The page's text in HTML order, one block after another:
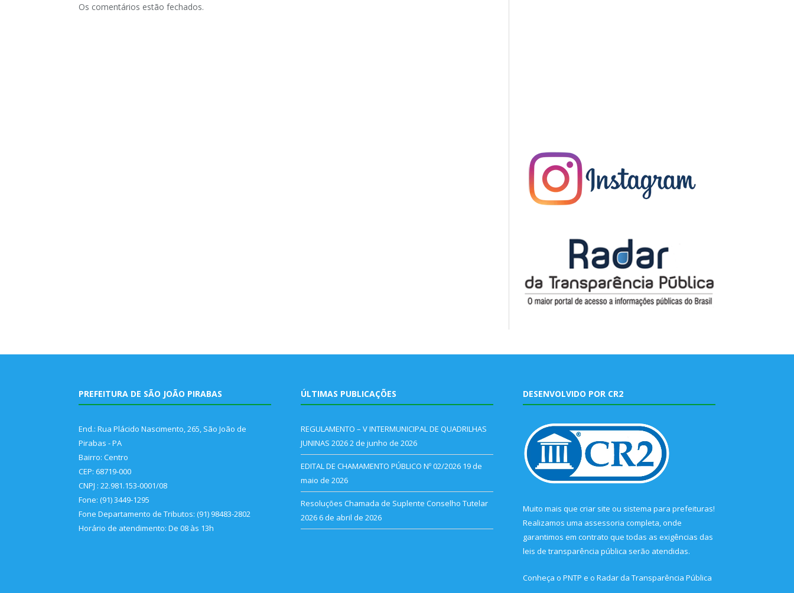
Os comentários estão fechados.
PREFEITURA DE SÃO JOÃO PIRABAS
End.: Rua Plácido Nascimento, 265, São João de
Pirabas - PA
Bairro: Centro
CEP: 68719-000
CNPJ : 22.981.153-0001/08
Fone: (91) 3449-1295
Fone Departamento de Tributos: (91) 98483-2802
Horário de atendimento: De 08 às 13h
ÚLTIMAS PUBLICAÇÕES
REGULAMENTO – V INTERMUNICIPAL DE QUADRILHAS
JUNINAS 20262 de junho de 2026
EDITAL DE CHAMAMENTO PÚBLICO Nº 02/2026 19 de
maio de 2026
Resoluções Chamada de Suplente Conselho Tutelar
2026 6 de abril de 2026
DESENVOLVIDO POR CR2
Muito mais que criar site ou sistema para prefeituras!
Realizamos uma assessoria completa, onde
garantimos em contrato que todas as exigências das
leis de transparência pública serão atendidas.
Conheça o PNTP e o Radar da Transparência Pública